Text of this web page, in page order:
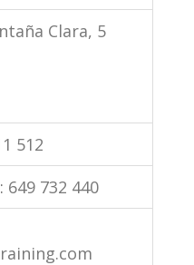
Clara, 5
512
: 649 732 440